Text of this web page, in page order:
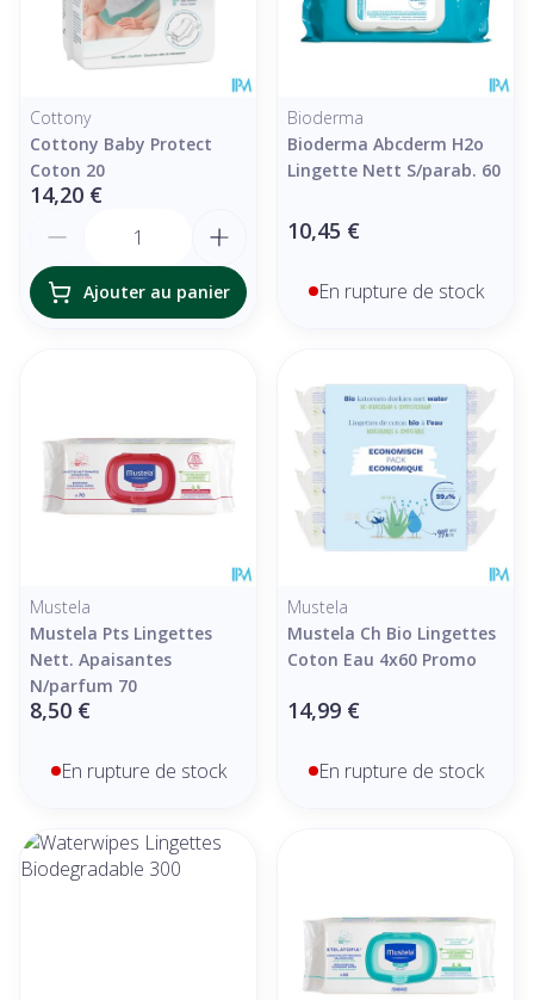
Cottony
Cottony Baby Protect
Coton 20
14,20 €
Ajouter au panier
Bioderma
Bioderma Abcderm H2o
Lingette Nett S/parab. 60
10,45 €
En rupture de stock
Mustela
Mustela Pts Lingettes
Nett. Apaisantes
N/parfum 70
8,50 €
En rupture de stock
Mustela
Mustela Ch Bio Lingettes
Coton Eau 4x60 Promo
14,99 €
En rupture de stock